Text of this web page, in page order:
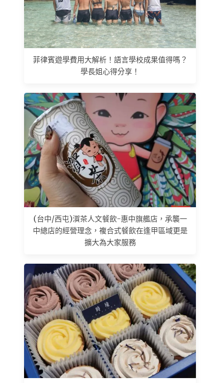
菲律賓遊學費用大解析！語言學校成果值得嗎？
學長姐心得分享！
(台中/西屯)㵑茶人文餐飲-惠中旗艦店，承襲一
中總店的經營理念，複合式餐飲在逢甲區域更是
擴大為大家服務